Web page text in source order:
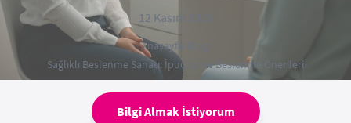
12 Kasım 2025
Anasayfa
Sağlıklı Beslenme Sanatı: İpuçları ve Beslenme Önerileri
Bilgi Almak İstiyorum